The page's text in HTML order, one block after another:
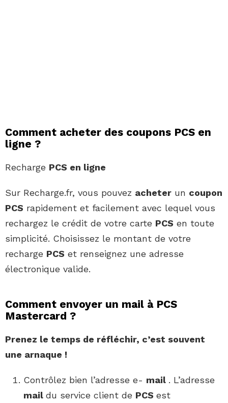
Comment acheter des coupons PCS en
ligne ?
Recharge PCS en ligne
Sur Recharge.fr, vous pouvez acheter un coupon
PCS rapidement et facilement avec lequel vous
rechargez le crédit de votre carte PCS en toute
simplicité. Choisissez le montant de votre
recharge PCS et renseignez une adresse
électronique valide.
Comment envoyer un mail à PCS
Mastercard ?
Prenez le temps de réfléchir, c’est souvent
une arnaque !
Contrôlez bien l’adresse e- mail . L’adresse
mail du service client de PCS est